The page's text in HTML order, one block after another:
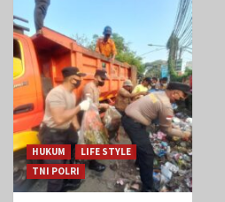
HUKUM
LIFE STYLE
TNI POLRI